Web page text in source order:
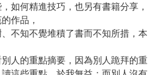
如何精進技巧，也另有書籍分享，
作品，
不知不覺堆積了書而不知所措，本
人的重點摘要，因為別人跪拜的重